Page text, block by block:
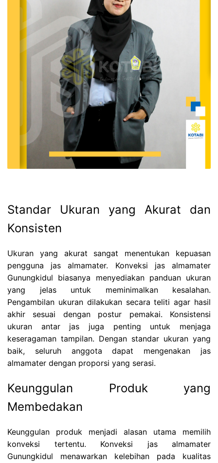
Standar Ukuran yang Akurat dan
Konsisten
Ukuran yang akurat sangat menentukan kepuasan
pengguna jas almamater. Konveksi jas almamater
Gunungkidul biasanya menyediakan panduan ukuran
yang jelas untuk meminimalkan kesalahan.
Pengambilan ukuran dilakukan secara teliti agar hasil
akhir sesuai dengan postur pemakai. Konsistensi
ukuran antar jas juga penting untuk menjaga
keseragaman tampilan. Dengan standar ukuran yang
baik, seluruh anggota dapat mengenakan jas
almamater dengan proporsi yang serasi.
Keunggulan Produk yang
Membedakan
Keunggulan produk menjadi alasan utama memilih
konveksi tertentu. Konveksi jas almamater
Gunungkidul menawarkan kelebihan pada kualitas